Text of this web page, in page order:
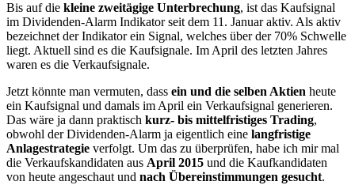
Bis auf die kleine zweitägige Unterbrechung, ist das Kaufsignal
im Dividenden-Alarm Indikator seit dem 11. Januar aktiv. Als aktiv
bezeichnet der Indikator ein Signal, welches über der 70% Schwelle
liegt. Aktuell sind es die Kaufsignale. Im April des letzten Jahres
waren es die Verkaufsignale.
Jetzt könnte man vermuten, dass ein und die selben Aktien heute
ein Kaufsignal und damals im April ein Verkaufsignal generieren.
Das wäre ja dann praktisch kurz- bis mittelfristiges Trading,
obwohl der Dividenden-Alarm ja eigentlich eine langfristige
Anlagestrategie verfolgt. Um das zu überprüfen, habe ich mir mal
die Verkaufskandidaten aus April 2015 und die Kaufkandidaten
von heute angeschaut und nach Übereinstimmungen gesucht.